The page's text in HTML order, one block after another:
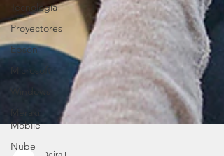
Tecnología
Proyectores
Epson
Microsoft
Meraki
Mobile
Nube